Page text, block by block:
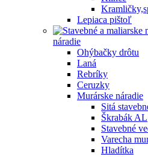
Lepiaca pištoľ
náradie
Ohýbačky drôtu
Laná
Rebríky
Ceruzky
Murárske náradie
Sitá
Škrabák AL
Stavebné
Varecha
Hladítka